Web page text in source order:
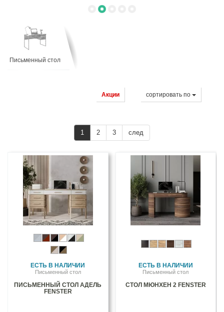
Письменный стол
cортировать по
Акции
1 2 3 след
ЕСТЬ В НАЛИЧИИ
Письменный стол
ПИСЬМЕННЫЙ СТОЛ АДЕЛЬ
FENSTER
ЕСТЬ В НАЛИЧИИ
Письменный стол
СТОЛ МЮНХЕН 2 FENSTER